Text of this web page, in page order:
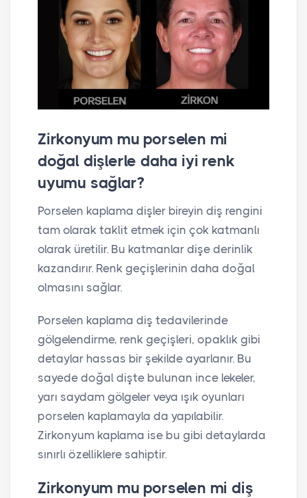
Zirkonyum mu porselen mi
doğal dişlerle daha iyi renk
uyumu sağlar?
Porselen kaplama dişler bireyin diş rengini
tam olarak taklit etmek için çok katmanlı
olarak üretilir. Bu katmanlar dişe derinlik
kazandırır. Renk geçişlerinin daha doğal
olmasını sağlar.
Porselen kaplama diş tedavilerinde
gölgelendirme, renk geçişleri, opaklık gibi
detaylar hassas bir şekilde ayarlanır. Bu
sayede doğal dişte bulunan ince lekeler,
yarı saydam gölgeler veya ışık oyunları
porselen kaplamayla da yapılabilir.
Zirkonyum kaplama ise bu gibi detaylarda
sınırlı özelliklere sahiptir.
Zirkonyum mu porselen mi diş